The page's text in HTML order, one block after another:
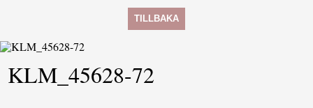
TILLBAKA
KLM_45628-72